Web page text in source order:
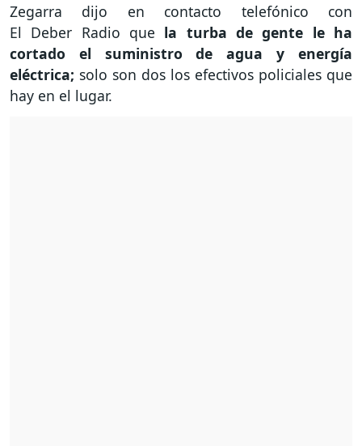
Zegarra dijo en contacto telefónico con
El Deber Radio que la turba de gente le ha
cortado el suministro de agua y energía
eléctrica; solo son dos los efectivos policiales que
hay en el lugar.